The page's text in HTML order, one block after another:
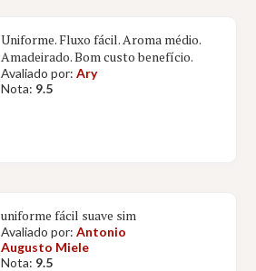
Uniforme. Fluxo fácil. Aroma médio.
Amadeirado. Bom custo benefício.
Avaliado por:Ary
Nota: 9.5
uniforme fácil suave sim
Avaliado por:Antonio
Augusto Miele
Nota: 9.5